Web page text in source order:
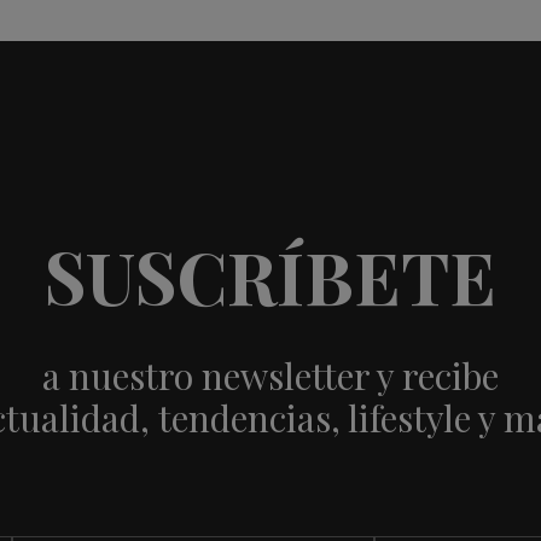
SUSCRÍBETE
a nuestro newsletter y recibe
tendencias, lifestyle y